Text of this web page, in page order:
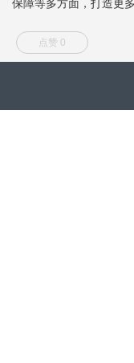
保障等多方面，打造更
点赞 0